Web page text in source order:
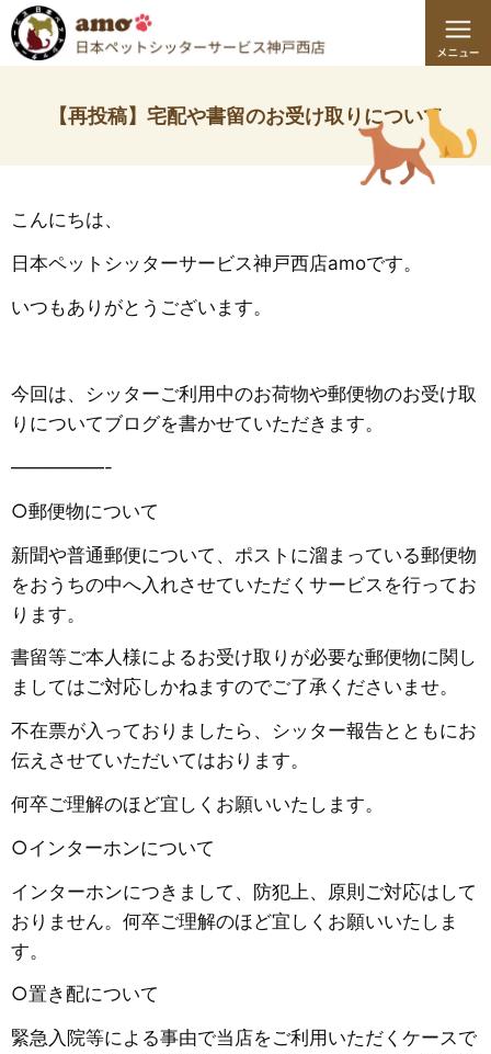
【再投稿】宅配や書留のお受け取りについて
こんにちは、
日本ペットシッターサービス神戸西店amoです。
いつもありがとうございます。
今回は、シッターご利用中のお荷物や郵便物のお受け取
りについてブログを書かせていただきます。
—————-
○郵便物について
新聞や普通郵便について、ポストに溜まっている郵便物
をおうちの中へ入れさせていただくサービスを行ってお
ります。
書留等ご本人様によるお受け取りが必要な郵便物に関し
ましてはご対応しかねますのでご了承くださいませ。
不在票が入っておりましたら、シッター報告とともにお
伝えさせていただいてはおります。
何卒ご理解のほど宜しくお願いいたします。
○インターホンについて
インターホンにつきまして、防犯上、原則ご対応はして
おりません。何卒ご理解のほど宜しくお願いいたしま
す。
○置き配について
緊急入院等による事由で当店をご利用いただくケースで